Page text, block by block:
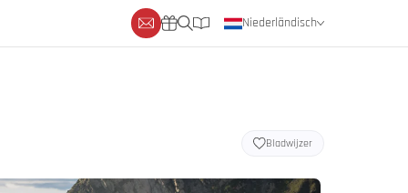
Niederländisch
Deutsch
Bladwijzer